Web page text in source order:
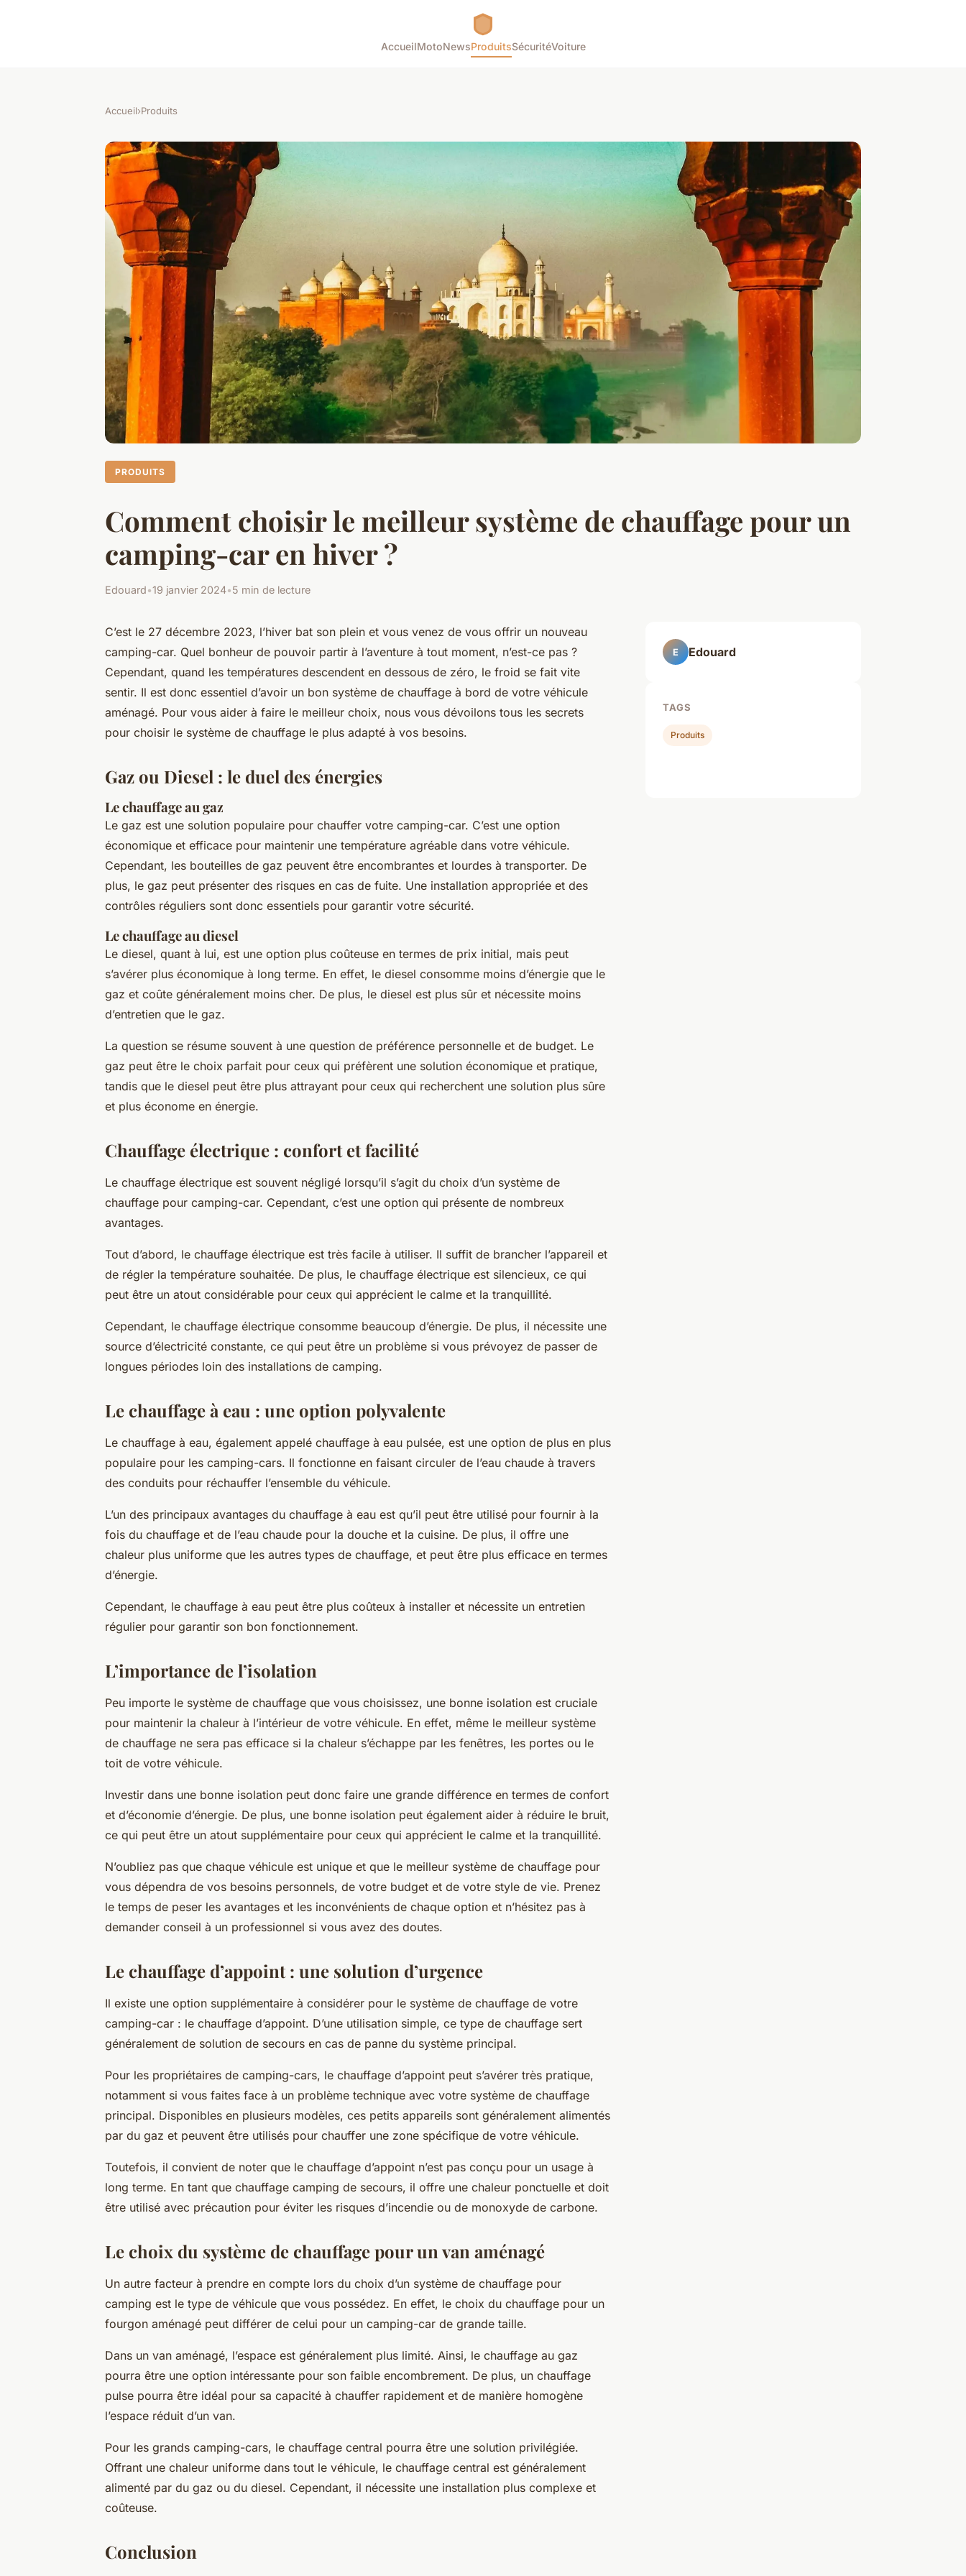
AccueilMotoNewsProduitsSécuritéVoiture
Accueil›Produits
PRODUITS
Comment choisir le meilleur système de chauffage pour un
camping-car en hiver ?
Edouard•19 janvier 2024•5 min de lecture
C’est le 27 décembre 2023, l’hiver bat son plein et vous venez de vous offrir un nouveau
camping-car. Quel bonheur de pouvoir partir à l’aventure à tout moment, n’est-ce pas ?
Cependant, quand les températures descendent en dessous de zéro, le froid se fait vite
sentir. Il est donc essentiel d’avoir un bon système de chauffage à bord de votre véhicule
aménagé. Pour vous aider à faire le meilleur choix, nous vous dévoilons tous les secrets
pour choisir le système de chauffage le plus adapté à vos besoins.
Gaz ou Diesel : le duel des énergies
Le chauffage au gaz
Le gaz est une solution populaire pour chauffer votre camping-car. C’est une option
économique et efficace pour maintenir une température agréable dans votre véhicule.
Cependant, les bouteilles de gaz peuvent être encombrantes et lourdes à transporter. De
plus, le gaz peut présenter des risques en cas de fuite. Une installation appropriée et des
contrôles réguliers sont donc essentiels pour garantir votre sécurité.
Le chauffage au diesel
Le diesel, quant à lui, est une option plus coûteuse en termes de prix initial, mais peut
s’avérer plus économique à long terme. En effet, le diesel consomme moins d’énergie que le
gaz et coûte généralement moins cher. De plus, le diesel est plus sûr et nécessite moins
d’entretien que le gaz.
La question se résume souvent à une question de préférence personnelle et de budget. Le
gaz peut être le choix parfait pour ceux qui préfèrent une solution économique et pratique,
tandis que le diesel peut être plus attrayant pour ceux qui recherchent une solution plus sûre
et plus économe en énergie.
Chauffage électrique : confort et facilité
Le chauffage électrique est souvent négligé lorsqu’il s’agit du choix d’un système de
chauffage pour camping-car. Cependant, c’est une option qui présente de nombreux
avantages.
Tout d’abord, le chauffage électrique est très facile à utiliser. Il suffit de brancher l’appareil et
de régler la température souhaitée. De plus, le chauffage électrique est silencieux, ce qui
peut être un atout considérable pour ceux qui apprécient le calme et la tranquillité.
Cependant, le chauffage électrique consomme beaucoup d’énergie. De plus, il nécessite une
source d’électricité constante, ce qui peut être un problème si vous prévoyez de passer de
longues périodes loin des installations de camping.
Le chauffage à eau : une option polyvalente
Le chauffage à eau, également appelé chauffage à eau pulsée, est une option de plus en plus
populaire pour les camping-cars. Il fonctionne en faisant circuler de l’eau chaude à travers
des conduits pour réchauffer l’ensemble du véhicule.
L’un des principaux avantages du chauffage à eau est qu’il peut être utilisé pour fournir à la
fois du chauffage et de l’eau chaude pour la douche et la cuisine. De plus, il offre une
chaleur plus uniforme que les autres types de chauffage, et peut être plus efficace en termes
d’énergie.
Cependant, le chauffage à eau peut être plus coûteux à installer et nécessite un entretien
régulier pour garantir son bon fonctionnement.
L’importance de l’isolation
Peu importe le système de chauffage que vous choisissez, une bonne isolation est cruciale
pour maintenir la chaleur à l’intérieur de votre véhicule. En effet, même le meilleur système
de chauffage ne sera pas efficace si la chaleur s’échappe par les fenêtres, les portes ou le
toit de votre véhicule.
Investir dans une bonne isolation peut donc faire une grande différence en termes de confort
et d’économie d’énergie. De plus, une bonne isolation peut également aider à réduire le bruit,
ce qui peut être un atout supplémentaire pour ceux qui apprécient le calme et la tranquillité.
N’oubliez pas que chaque véhicule est unique et que le meilleur système de chauffage pour
vous dépendra de vos besoins personnels, de votre budget et de votre style de vie. Prenez
le temps de peser les avantages et les inconvénients de chaque option et n’hésitez pas à
demander conseil à un professionnel si vous avez des doutes.
Le chauffage d’appoint : une solution d’urgence
Il existe une option supplémentaire à considérer pour le système de chauffage de votre
camping-car : le chauffage d’appoint. D’une utilisation simple, ce type de chauffage sert
généralement de solution de secours en cas de panne du système principal.
Pour les propriétaires de camping-cars, le chauffage d’appoint peut s’avérer très pratique,
notamment si vous faites face à un problème technique avec votre système de chauffage
principal. Disponibles en plusieurs modèles, ces petits appareils sont généralement alimentés
par du gaz et peuvent être utilisés pour chauffer une zone spécifique de votre véhicule.
Toutefois, il convient de noter que le chauffage d’appoint n’est pas conçu pour un usage à
long terme. En tant que chauffage camping de secours, il offre une chaleur ponctuelle et doit
être utilisé avec précaution pour éviter les risques d’incendie ou de monoxyde de carbone.
Le choix du système de chauffage pour un van aménagé
Un autre facteur à prendre en compte lors du choix d’un système de chauffage pour
camping est le type de véhicule que vous possédez. En effet, le choix du chauffage pour un
fourgon aménagé peut différer de celui pour un camping-car de grande taille.
Dans un van aménagé, l’espace est généralement plus limité. Ainsi, le chauffage au gaz
pourra être une option intéressante pour son faible encombrement. De plus, un chauffage
pulse pourra être idéal pour sa capacité à chauffer rapidement et de manière homogène
l’espace réduit d’un van.
Pour les grands camping-cars, le chauffage central pourra être une solution privilégiée.
Offrant une chaleur uniforme dans tout le véhicule, le chauffage central est généralement
alimenté par du gaz ou du diesel. Cependant, il nécessite une installation plus complexe et
coûteuse.
Conclusion
E Edouard
TAGS
Produits